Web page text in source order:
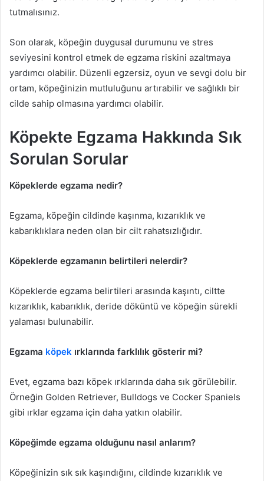
tutmalısınız.
Son olarak, köpeğin duygusal durumunu ve stres
seviyesini kontrol etmek de egzama riskini azaltmaya
yardımcı olabilir. Düzenli egzersiz, oyun ve sevgi dolu bir
ortam, köpeğinizin mutluluğunu artırabilir ve sağlıklı bir
cilde sahip olmasına yardımcı olabilir.
Köpekte Egzama Hakkında Sık
Sorulan Sorular
Köpeklerde egzama nedir?
Egzama, köpeğin cildinde kaşınma, kızarıklık ve
kabarıklıklara neden olan bir cilt rahatsızlığıdır.
Köpeklerde egzamanın belirtileri nelerdir?
Köpeklerde egzama belirtileri arasında kaşıntı, ciltte
kızarıklık, kabarıklık, deride döküntü ve köpeğin sürekli
yalaması bulunabilir.
Egzama köpek ırklarında farklılık gösterir mi?
Evet, egzama bazı köpek ırklarında daha sık görülebilir.
Örneğin Golden Retriever, Bulldogs ve Cocker Spaniels
gibi ırklar egzama için daha yatkın olabilir.
Köpeğimde egzama olduğunu nasıl anlarım?
Köpeğinizin sık sık kaşındığını, cildinde kızarıklık ve